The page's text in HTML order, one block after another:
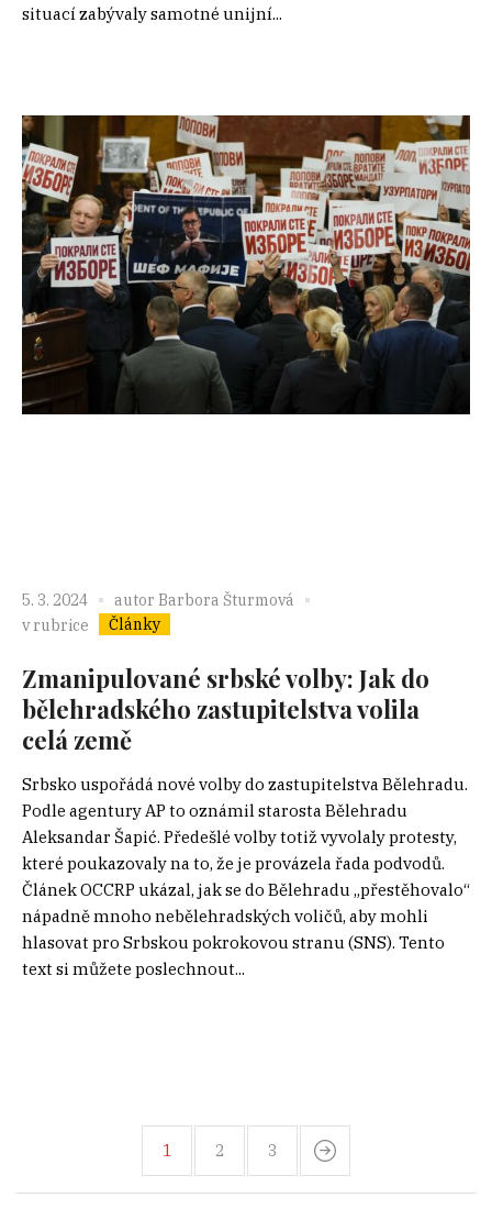
situací zabývaly samotné unijní...
5. 3. 2024 autor Barbora Šturmová
v rubrice
Články
Zmanipulované srbské volby: Jak do
bělehradského zastupitelstva volila
celá země
Srbsko uspořádá nové volby do zastupitelstva Bělehradu.
Podle agentury AP to oznámil starosta Bělehradu
Aleksandar Šapić. Předešlé volby totiž vyvolaly protesty,
které poukazovaly na to, že je provázela řada podvodů.
Článek OCCRP ukázal, jak se do Bělehradu „přestěhovalo“
nápadně mnoho nebělehradských voličů, aby mohli
hlasovat pro Srbskou pokrokovou stranu (SNS). Tento
text si můžete poslechnout...
1 2 3